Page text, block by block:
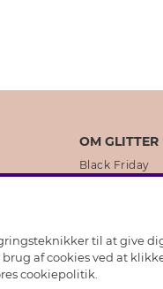
OM GLITTER
Black Friday
til at give
af cookies ved at
cookiepolitik